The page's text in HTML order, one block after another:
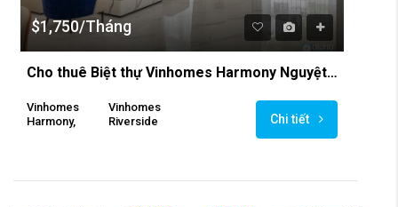
$1,750/Tháng
Cho thuê Biệt thự Vinhomes Harmony Nguyệt Quế 3PN, gần hồ điều hòa Harmony .
Vinhomes
Harmony,
Vinhomes
Riverside
Chi tiết